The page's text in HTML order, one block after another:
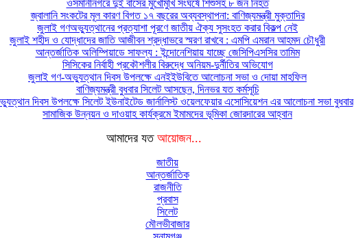
ওসমানীনগরে দুই বাসের মুখোমুখি সংঘর্ষে শিশুসহ ৮ জন নিহত
জ্বালানি সংকটের মূল কারণ বিগত ১৭ বছরের অব্যবস্থাপনা: বাণিজ্যমন্ত্রী মুক্তাদির
জুলাই গণঅভ্যুত্থানের প্রত্যাশা পূরণে জাতীয় ঐক্য সুসংহত করার বিকল্প নেই
জুলাই শহীদ ও যোদ্ধাদের জাতি আজীবন শ্রদ্ধাভরে স্মরণ রাখবে : এমপি এমরান আহমদ চৌধুরী
আন্তর্জাতিক অলিম্পিয়াডে সাফল্য : ইন্দোনেশিয়ায় যাচ্ছে জেসিপিএসসির তামিম
সিসিকের নির্বাহী প্রকৌশলীর বিরুদ্ধে অনিয়ম-দুর্নীতির অভিযোগ
জুলাই গণ-অভ্যুত্থান দিবস উপলক্ষে এনইইউবিতে আলোচনা সভা ও দোয়া মাহফিল
বাণিজ্যমন্ত্রী বুধবার সিলেট আসছেন, দিনভর যত কর্মসূচি
দিবস উপলক্ষে সিলেট ইউনাইটেড জার্নালিস্ট ওয়েলফেয়ার এসোসিয়েশন এর আলোচনা সভা বুধবার
সামাজিক উন্নয়ন ও দাওয়াহ কার্যক্রমে ইমামদের ভূমিকা জোরদারের আহ্বান
আমাদের যত আয়োজন...
জাতীয়
আন্তর্জাতিক
রাজনীতি
প্রবাস
সিলেট
মৌলভীবাজার